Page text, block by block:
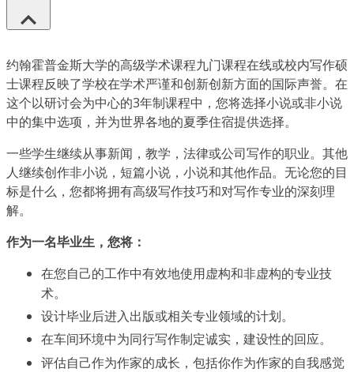
约翰霍普金斯大学的高级学术课程九门课程在线或校内写作硕
士课程反映了学校在学术严谨和创新创新方面的国际声誉。在
这个以研讨会为中心的3年制课程中，您将选择小说或非小说
中的集中选项，并为世界各地的夏季住宿提供选择。
一些学生继续从事新闻，教学，法律或公司写作的职业。其他
人继续创作非小说，短篇小说，小说和其他作品。无论您的目
标是什么，您都将拥有高级写作技巧和对写作专业的深刻理
解。
作为一名毕业生，您将：
在您自己的工作中有效地使用虚构和非虚构的专业技
术。
设计毕业后进入出版或相关专业领域的计划。
在车间环境中为同行写作制定诚实，建设性的回应。
评估自己作为作家的成长，包括你作为作家的自我感觉